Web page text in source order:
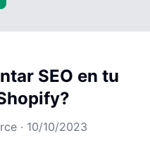
SEO en tu
· 10/10/2023